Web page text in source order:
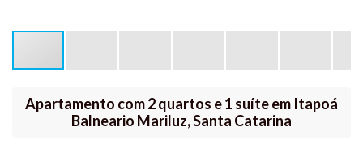
Apartamento com 2 quartos e 1 suíte em Itapoá
Balneario Mariluz, Santa Catarina